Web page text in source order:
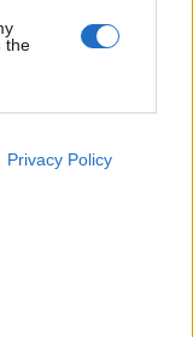
the
Privacy Policy